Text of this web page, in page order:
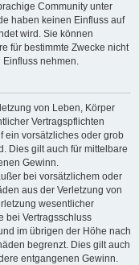
Community unter
haben keinen Einfluss auf
wird. Sie können
für bestimmte Zwecke nicht
Einfluss nehmen.
von Leben, Körper
Vertragspflichten
ein vorsätzliches oder grob
Dies gilt auch für mittelbare
Gewinn.
bei vorsätzlichem oder
aus der Verletzung von
wesentlicher
bei Vertragsschluss
im übrigen der Höhe nach
begrenzt. Dies gilt auch
entgangenen Gewinn.